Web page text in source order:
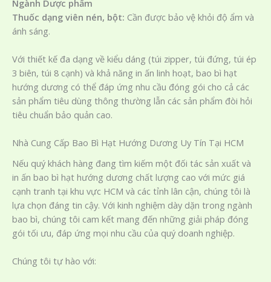
Ngành Dược phẩm
Thuốc dạng viên nén, bột: Cần được bảo vệ khỏi độ ẩm và
ánh sáng.
Với thiết kế đa dạng về kiểu dáng (túi zipper, túi đứng, túi ép
3 biên, túi 8 cạnh) và khả năng in ấn linh hoạt, bao bì hạt
hướng dương có thể đáp ứng nhu cầu đóng gói cho cả các
sản phẩm tiêu dùng thông thường lẫn các sản phẩm đòi hỏi
tiêu chuẩn bảo quản cao.
Nhà Cung Cấp Bao Bì Hạt Hướng Dương Uy Tín Tại HCM
Nếu quý khách hàng đang tìm kiếm một đối tác sản xuất và
in ấn bao bì hạt hướng dương chất lượng cao với mức giá
cạnh tranh tại khu vực HCM và các tỉnh lân cận, chúng tôi là
lựa chọn đáng tin cậy. Với kinh nghiệm dày dặn trong ngành
bao bì, chúng tôi cam kết mang đến những giải pháp đóng
gói tối ưu, đáp ứng mọi nhu cầu của quý doanh nghiệp.
Chúng tôi tự hào với: